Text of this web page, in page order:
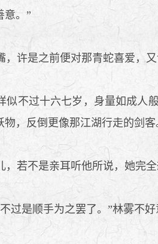
意。”
许是之前便对那青蛇喜爱，又
不过十六七岁，身量如成人
物，反倒更像那江湖行走的剑客
若不是亲耳听他所说，她完全
过是顺手为之罢了。”林雾不